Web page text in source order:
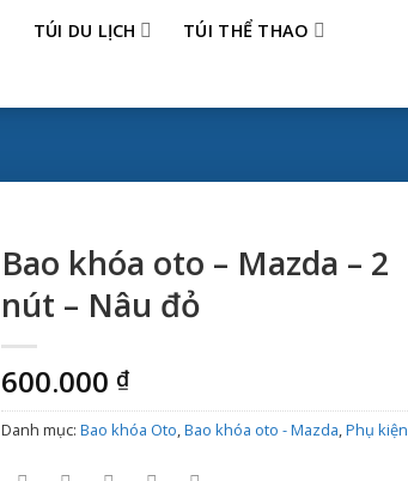
TÚI DU LỊCH TÚI THỂ THAO
Bao khóa oto – Mazda – 2
nút – Nâu đỏ
600.000 ₫
Danh mục: Bao khóa Oto,Bao khóa oto - Mazda,Phụ kiện